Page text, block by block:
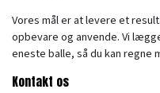
Vores mål er at levere et
opbevare og anvende. Vi
eneste balle, så du kan regne
Kontakt os